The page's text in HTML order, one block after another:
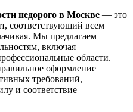
недорого в Москве — это
соответствующий всем
Мы предлагаем
включая
области.
оформление
требований,
и соответствие